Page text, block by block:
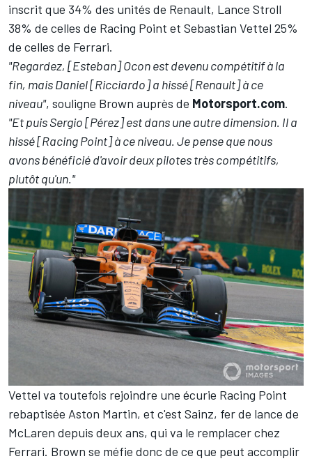
inscrit que 34% des unités de Renault, Lance Stroll
38% de celles de Racing Point et Sebastian Vettel 25%
de celles de Ferrari.
"Regardez, [Esteban] Ocon est devenu compétitif à la
fin, mais Daniel [Ricciardo] a hissé [Renault] à ce
niveau", souligne Brown auprès de Motorsport.com.
"Et puis Sergio [Pérez] est dans une autre dimension. Il a
hissé [Racing Point] à ce niveau. Je pense que nous
avons bénéficié d'avoir deux pilotes très compétitifs,
plutôt qu'un."
Vettel va toutefois rejoindre une écurie Racing Point
rebaptisée Aston Martin, et c'est Sainz, fer de lance de
McLaren depuis deux ans, qui va le remplacer chez
Ferrari. Brown se méfie donc de ce que peut accomplir